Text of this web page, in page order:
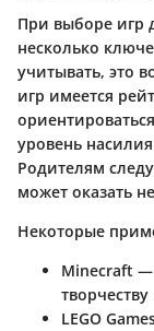
При выборе игр
несколько
учитывать, это
игр имеется
уровень
Родителям
может оказать
Некоторые
Minecraft —
LEGO